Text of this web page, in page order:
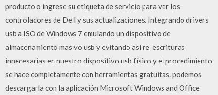
producto o ingrese su etiqueta de servicio para ver los
controladores de Dell y sus actualizaciones. Integrando drivers
usb a ISO de Windows 7 emulando un dispositivo de
almacenamiento masivo usb y evitando así re-escrituras
innecesarias en nuestro dispositivo usb físico y el procedimiento
se hace completamente con herramientas gratuitas. podemos
descargarla con la aplicación Microsoft Windows and Office